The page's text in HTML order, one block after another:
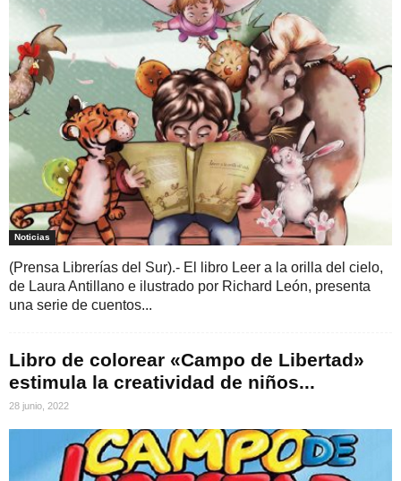
Noticias
(Prensa Librerías del Sur).- El libro Leer a la orilla del cielo,
de Laura Antillano e ilustrado por Richard León, presenta
una serie de cuentos...
Libro de colorear «Campo de Libertad»
estimula la creatividad de niños...
28 junio, 2022